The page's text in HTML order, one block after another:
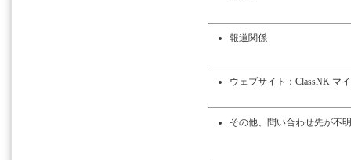
報道関係
ウェブサイト：ClassNK マ
その他、問い合わせ先が不